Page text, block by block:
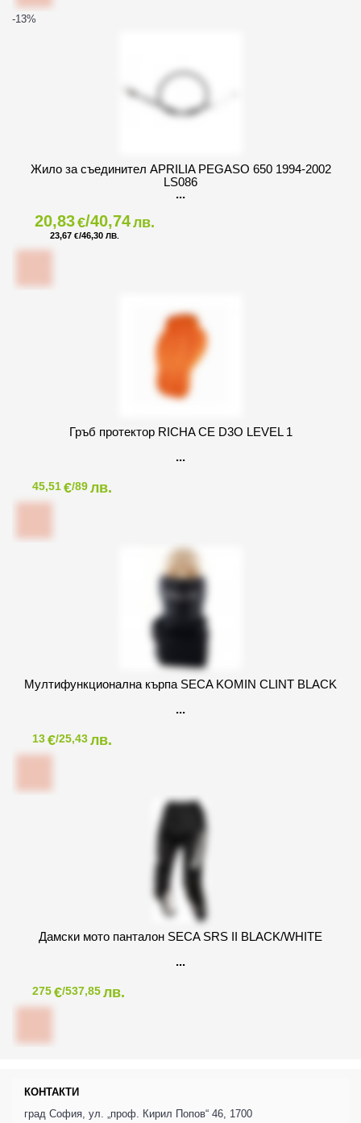
-13%
Жило за съединител APRILIA PEGASO 650 1994-2002
LS086
20,83€/40,74лв.
23,67 €/46,30 ЛВ.
Гръб протектор RICHA CE D3O LEVEL 1
45,51€/89лв.
Мултифункционална кърпа SECA KOMIN CLINT BLACK
13€/25,43лв.
Дамски мото панталон SECA SRS II BLACK/WHITE
275€/537,85лв.
КОНТАКТИ
град София, ул. „проф. Кирил Попов“ 46, 1700